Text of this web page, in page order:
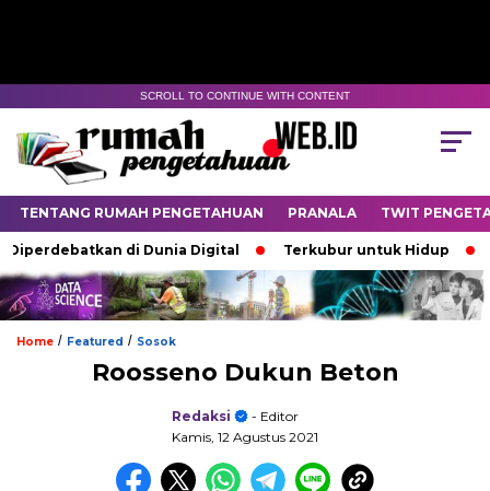
SCROLL TO CONTINUE WITH CONTENT
TENTANG RUMAH PENGETAHUAN PRANALA TWIT
di Dunia Digital Terkubur untuk Hidup Batas
Home / Featured / Sosok
Roosseno Dukun Beton
Redaksi
- Editor
Kamis, 12 Agustus 2021